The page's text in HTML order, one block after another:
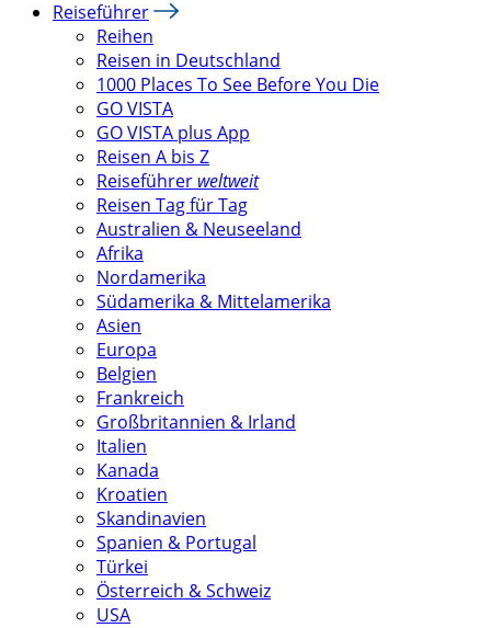
Reiseführer
Reihen
Reisen in Deutschland
1000 Places To See Before You Die
GO VISTA
GO VISTA plus App
Reisen A bis Z
Reiseführer weltweit
Reisen Tag für Tag
Australien & Neuseeland
Afrika
Nordamerika
Südamerika & Mittelamerika
Asien
Europa
Belgien
Frankreich
Großbritannien & Irland
Italien
Kanada
Kroatien
Skandinavien
Spanien & Portugal
Türkei
Österreich & Schweiz
USA